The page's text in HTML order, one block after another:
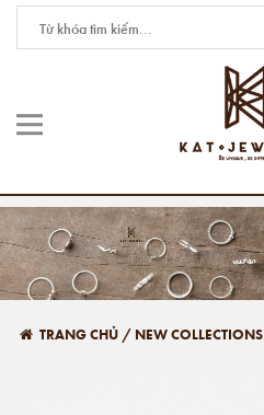
TRANG CHỦ / NEW COLLECTIONS